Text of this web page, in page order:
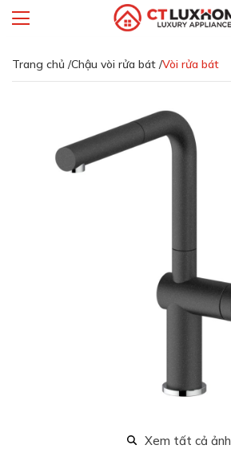
Trang chủ /Chậu vòi rửa bát /Vòi rửa bát
Xem tất cả ảnh